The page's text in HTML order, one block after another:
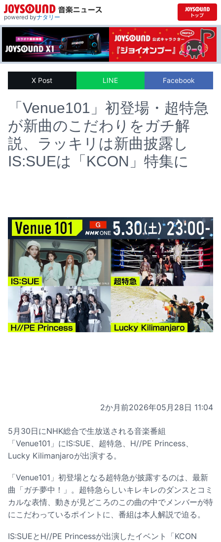
powered byナタリー
X Post LINE Facebook
「Venue101」初登場・超特急
が新曲のこだわりをガチ解
説、ラッキリは新曲披露し
IS:SUEは「KCON」特集に
2か月前2026年05月28日 11:04
5月30日にNHK総合で生放送される音楽番組
「Venue101」にIS:SUE、超特急、H//PE Princess、
Lucky Kilimanjaroが出演する。
「Venue101」初登場となる超特急が披露するのは、最新
曲「ガチ夢中！」。超特急らしいキレキレのダンスとコミ
カルな表情、動きが見どころのこの曲の中でメンバーが特
にこだわっているポイントに、番組は本人解説で迫る。
IS:SUEとH//PE Princessが出演したイベント「KCON